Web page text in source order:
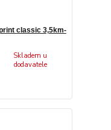
classic 3,5km-
Skladem u
dodavatele